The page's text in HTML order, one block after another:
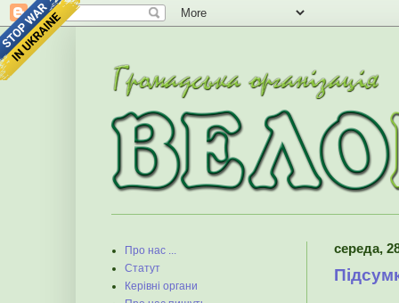
середа,
Про нас ...
Статут
Керівні органи